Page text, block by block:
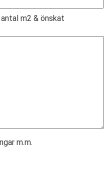
m2 & önskat
m.m.